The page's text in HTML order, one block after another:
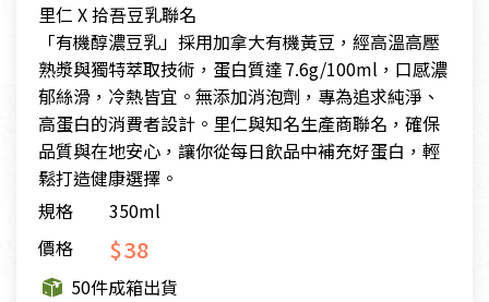
里仁 X 拾吾豆乳聯名
「有機醇濃豆乳」採用加拿大有機黃豆，經高溫高壓
熟漿與獨特萃取技術，蛋白質達 7.6g/100ml，口感濃
郁絲滑，冷熱皆宜。無添加消泡劑，專為追求純淨、
高蛋白的消費者設計。里仁與知名生產商聯名，確保
品質與在地安心，讓你從每日飲品中補充好蛋白，輕
鬆打造健康選擇。
規格
350ml
價格
$38
50件成箱出貨